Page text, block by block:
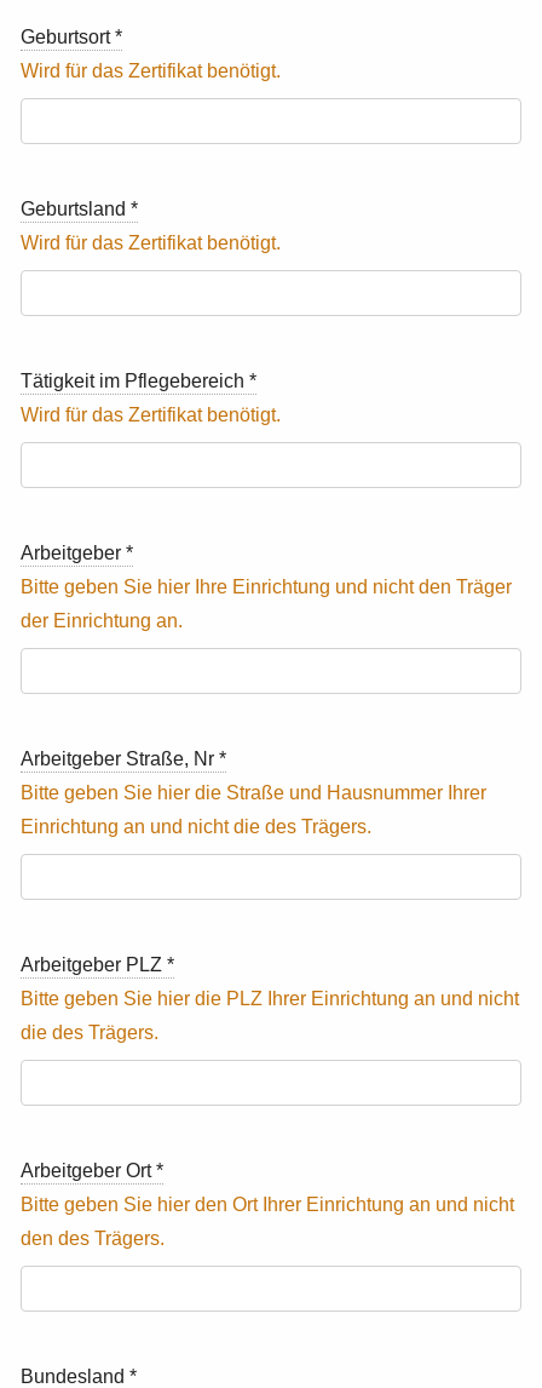
Geburtsort*
Geburtsland*
Tätigkeit im Pflegebereich*
Arbeitgeber*
Arbeitgeber Straße, Nr*
Arbeitgeber PLZ*
Arbeitgeber Ort*
Bundesland*